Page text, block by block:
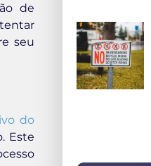
de
seu
do
Este